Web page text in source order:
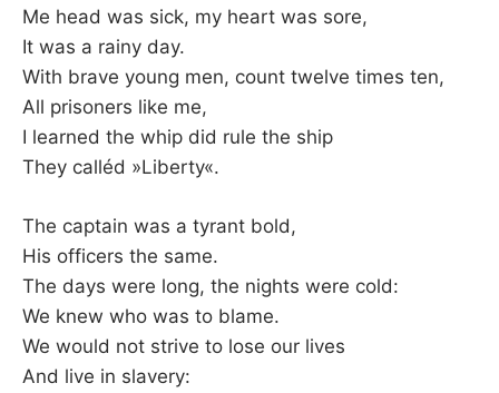
Me head was sick, my heart was sore,
It was a rainy day.
With brave young men, count twelve times ten,
All prisoners like me,
I learned the whip did rule the ship
They calléd »Liberty«.
The captain was a tyrant bold,
His officers the same.
The days were long, the nights were cold:
We knew who was to blame.
We would not strive to lose our lives
And live in slavery: